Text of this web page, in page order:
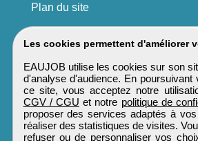
Les cookies permettent d'améliorer
EAUJOB utilise les cookies sur son
d'analyse d'audience. En poursuivant
ce site, vous acceptez notre
CGV / CGU et notre politique de
proposer des services adaptés à
réaliser des statistiques de visites.
refuser ou de personnaliser vos
Plan du site